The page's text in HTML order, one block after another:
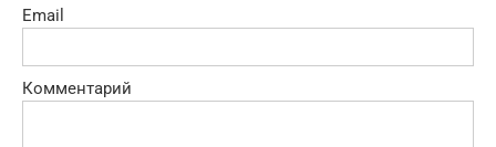
Email
Комментарий